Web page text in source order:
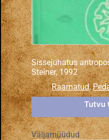
Sissejuhatus
Steiner, 1992
Raamatud,
Tutvu
Väljamüüdud